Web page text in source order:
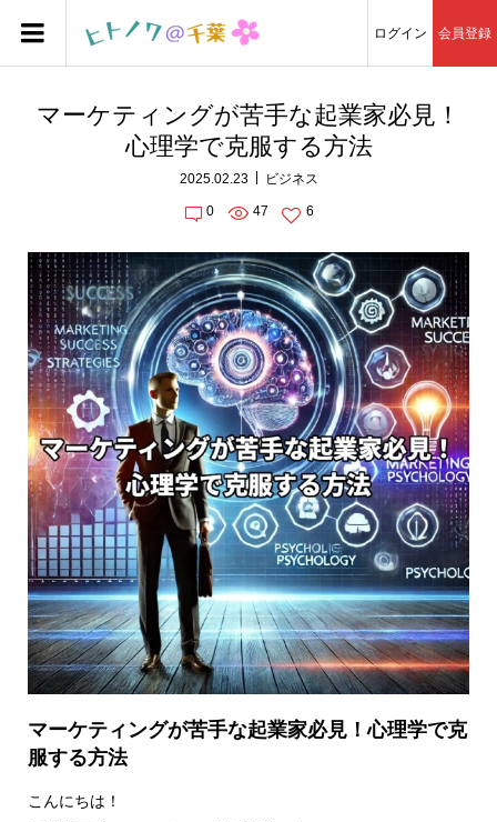
ログイン 会員登録
マーケティングが苦手な起業家必見！
心理学で克服する方法
2025.02.23 ビジネス
0 47 6
マーケティングが苦手な起業家必見！心理学で克
服する方法
こんにちは！